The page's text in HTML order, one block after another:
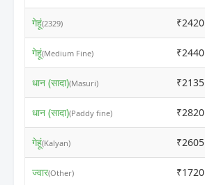
गेहूं(2329) ₹2420
गेहूं(Medium Fine) ₹2440
धान (सादा)(Masuri) ₹2135
धान (सादा)(Paddy fine) ₹2820
गेहूं(Kalyan) ₹2605
ज्वार(Other) ₹1720